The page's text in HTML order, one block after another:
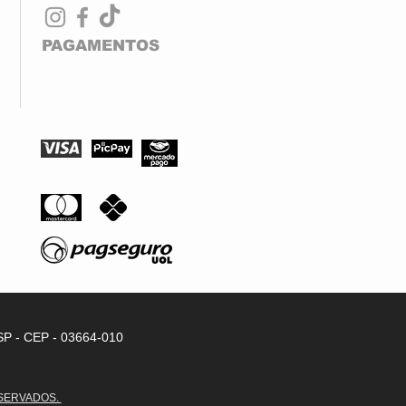
sofisticado
rosé translúcido em degradê
ajustáveis para melhor encaixe
lente favorável para multifocais
leve e confortável
PAGAMENTOS
- CEP - 03664-010